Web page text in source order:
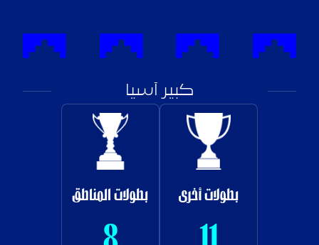
كبير آسيا
بطولات أخرى بطولات المناطق